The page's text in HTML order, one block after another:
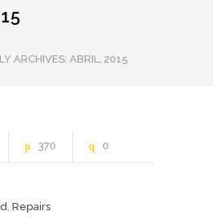
ARCHIVES: ABRIL, 2015
370 0
, Repairs